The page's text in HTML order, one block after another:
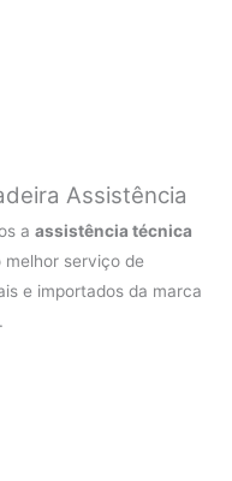
Assistência
aassistência técnica
serviço de
e importados da marca